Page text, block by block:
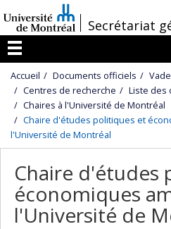
au
contenu
/
Secrétariat
Menu
Accueil Documents officiels
Centres de recherche
Liste des
Chaires à l'Université de Montréal
Chaire d'études politiques et
l'Université de Montréal
Chaire d'études
économiques
l'Université de